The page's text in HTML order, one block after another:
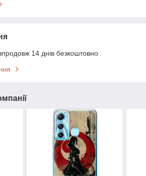
14 днів безкоштовно